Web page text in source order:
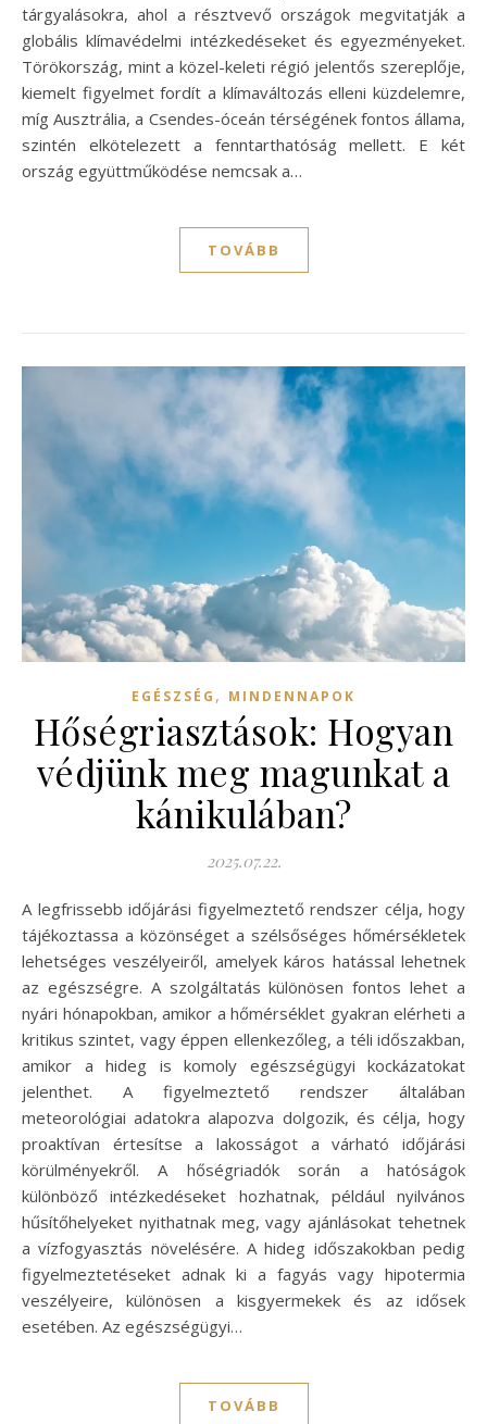
tárgyalásokra, ahol a résztvevő országok megvitatják a
globális klímavédelmi intézkedéseket és egyezményeket.
Törökország, mint a közel-keleti régió jelentős szereplője,
kiemelt figyelmet fordít a klímaváltozás elleni küzdelemre,
míg Ausztrália, a Csendes-óceán térségének fontos állama,
szintén elkötelezett a fenntarthatóság mellett. E két
ország együttműködése nemcsak a…
TOVÁBB
EGÉSZSÉG , MINDENNAPOK
Hőségriasztások: Hogyan
védjünk meg magunkat a
kánikulában?
2025.07.22.
A legfrissebb időjárási figyelmeztető rendszer célja, hogy
tájékoztassa a közönséget a szélsőséges hőmérsékletek
lehetséges veszélyeiről, amelyek káros hatással lehetnek
az egészségre. A szolgáltatás különösen fontos lehet a
nyári hónapokban, amikor a hőmérséklet gyakran elérheti a
kritikus szintet, vagy éppen ellenkezőleg, a téli időszakban,
amikor a hideg is komoly egészségügyi kockázatokat
jelenthet. A figyelmeztető rendszer általában
meteorológiai adatokra alapozva dolgozik, és célja, hogy
proaktívan értesítse a lakosságot a várható időjárási
körülményekről. A hőségriadók során a hatóságok
különböző intézkedéseket hozhatnak, például nyilvános
hűsítőhelyeket nyithatnak meg, vagy ajánlásokat tehetnek
a vízfogyasztás növelésére. A hideg időszakokban pedig
figyelmeztetéseket adnak ki a fagyás vagy hipotermia
veszélyeire, különösen a kisgyermekek és az idősek
esetében. Az egészségügyi…
TOVÁBB